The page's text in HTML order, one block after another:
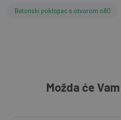
Betonski poklopac s otvorom o80
Možda će